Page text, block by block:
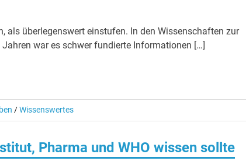
als überlegenswert einstufen. In den Wissenschaften zur
war es schwer fundierte Informationen […]
/Wissenswertes
Pharma und WHO wissen sollte